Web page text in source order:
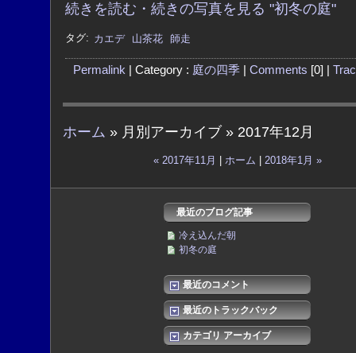
続きを読む・続きの写真を見る "初冬の庭"
タグ: カエデ 山茶花 師走
Permalink | Category : 庭の四季| Comments [0] |
ホーム » 月別アーカイブ » 2017年12月
« 2017年11月 ホーム 2018年1月 »
最近のブログ記事
冷え込んだ朝
初冬の庭
最近のコメント
最近のトラックバック
カテゴリ アーカイブ